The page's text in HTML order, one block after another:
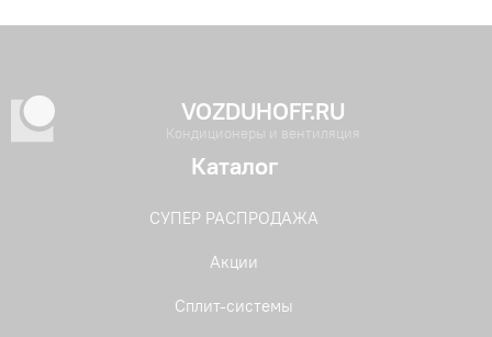
VOZDUHOFF.RU
Кондиционеры и вентиляция
Каталог
СУПЕР РАСПРОДАЖА
Акции
Сплит-системы